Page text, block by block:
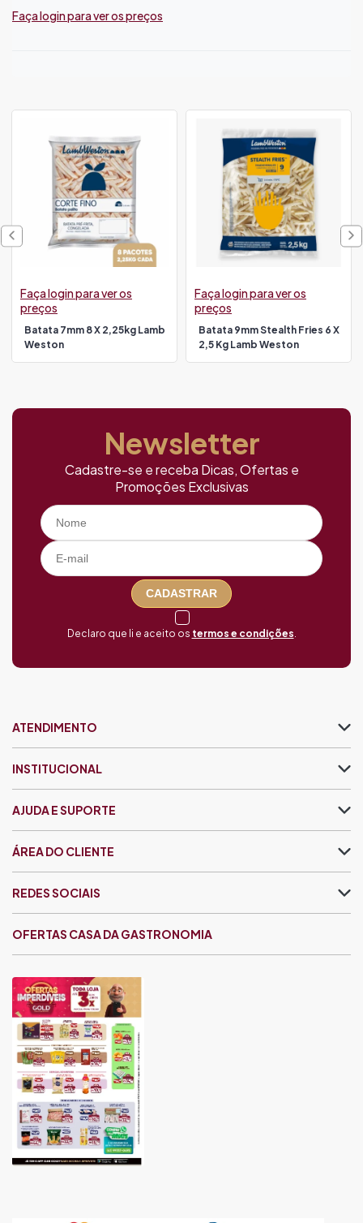
Faça login para ver os preços
Batata 7mm 8 X 2,25kg Lamb
Weston
Faça login para ver os
preços
Batata 9mm Stealth Fries 6 X
2,5 Kg Lamb Weston
Faça login para ver os
preços
Newsletter
Cadastre-se e receba Dicas, Ofertas e
Promoções Exclusivas
CADASTRAR
Declaro que li e aceito os termos e condições
ATENDIMENTO
INSTITUCIONAL
AJUDA E SUPORTE
ÁREA DO CLIENTE
OFERTAS CASA DA GASTRONOMIA
REDES SOCIAIS